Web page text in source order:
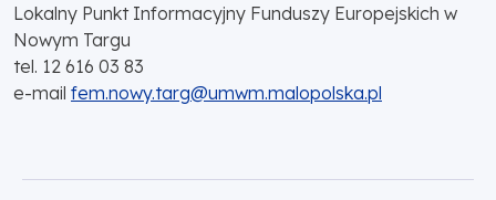
Lokalny Punkt Informacyjny Funduszy Europejskich w
Nowym Targu
tel. 12 616 03 83
e-mail fem.nowy.targ@umwm.malopolska.pl